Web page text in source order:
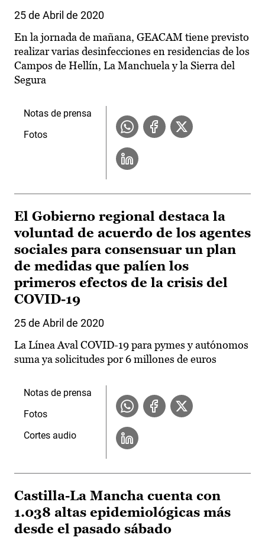
25 de Abril de 2020
En la jornada de mañana, GEACAM tiene previsto
realizar varias desinfecciones en residencias de los
Campos de Hellín, La Manchuela y la Sierra del
Segura
Notas de prensa
Fotos
El Gobierno regional destaca la
voluntad de acuerdo de los agentes
sociales para consensuar un plan
de medidas que palíen los
primeros efectos de la crisis del
COVID-19
25 de Abril de 2020
La Línea Aval COVID-19 para pymes y autónomos
suma ya solicitudes por 6 millones de euros
Notas de prensa
Fotos
Cortes audio
Castilla-La Mancha cuenta con
1.038 altas epidemiológicas más
desde el pasado sábado